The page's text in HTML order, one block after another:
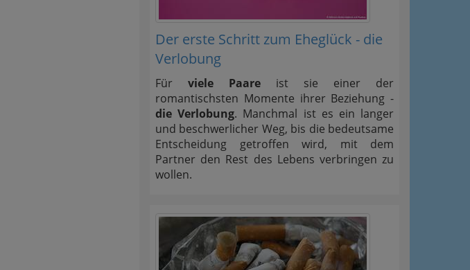
Der erste Schritt zum Eheglück - die
Verlobung
Für viele Paare ist sie einer der
romantischsten Momente ihrer Beziehung -
die Verlobung. Manchmal ist es ein langer
und beschwerlicher Weg, bis die bedeutsame
Entscheidung getroffen wird, mit dem
Partner den Rest des Lebens verbringen zu
wollen.